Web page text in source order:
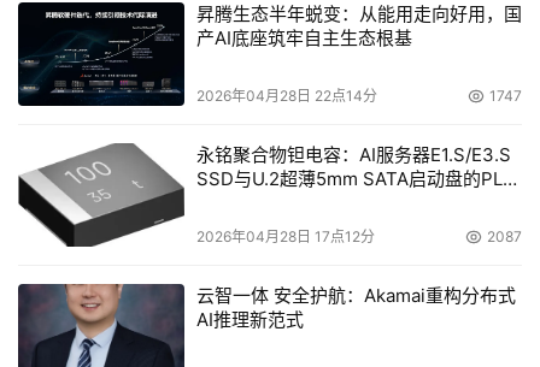
昇腾生态半年蜕变：从能用走向好用，国
产AI底座筑牢自主生态根基
2026年04月28日 22点14分 1747
永铭聚合物钽电容：AI服务器E1.S/E3.S
SSD与U.2超薄5mm SATA启动盘的PLP
2026年04月28日 17点12分 2087
云智一体 安全护航：Akamai重构分布式
AI推理新范式